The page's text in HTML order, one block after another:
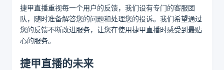
捷甲直播重视每一个用户的反馈，我们设有专门的客服团
队，随时准备解答您的问题和处理您的投诉。我们希望通过
您的反馈不断改进服务，让您在使用捷甲直播时感受到最贴
心的服务。
捷甲直播的未来